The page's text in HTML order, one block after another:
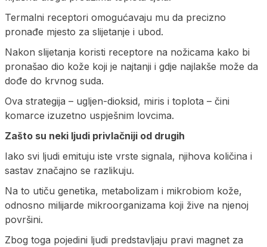
Termalni receptori omogućavaju mu da precizno
pronađe mjesto za slijetanje i ubod.
Nakon slijetanja koristi receptore na nožicama kako bi
pronašao dio kože koji je najtanji i gdje najlakše može da
dođe do krvnog suda.
Ova strategija – ugljen-dioksid, miris i toplota – čini
komarce izuzetno uspješnim lovcima.
Zašto su neki ljudi privlačniji od drugih
Iako svi ljudi emituju iste vrste signala, njihova količina i
sastav značajno se razlikuju.
Na to utiču genetika, metabolizam i mikrobiom kože,
odnosno milijarde mikroorganizama koji žive na njenoj
površini.
Zbog toga pojedini ljudi predstavljaju pravi magnet za